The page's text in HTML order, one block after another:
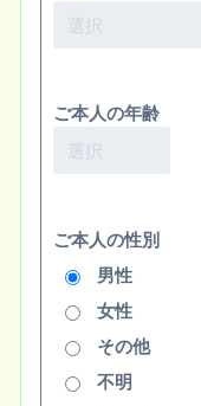
ご本人の年齢
ご本人の性別
男性
女性
その他
不明